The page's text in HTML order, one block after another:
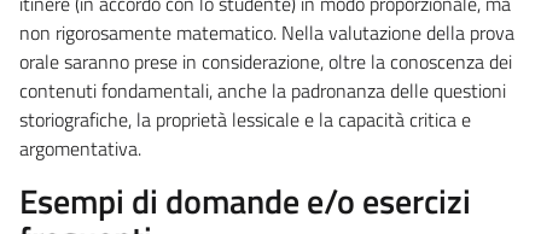
non rigorosamente matematico. Nella valutazione della prova
orale saranno prese in considerazione, oltre la conoscenza dei
contenuti fondamentali, anche la padronanza delle questioni
storiografiche, la proprietà lessicale e la capacità critica e
argomentativa.
Esempi di domande e/o esercizi